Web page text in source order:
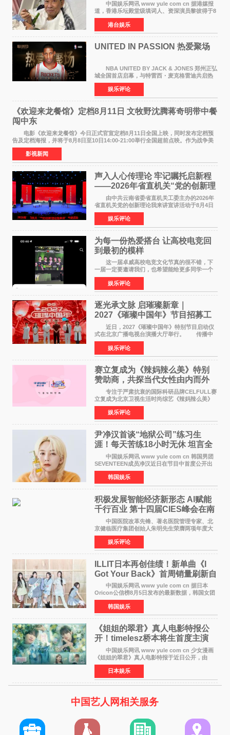
中国娱乐网讯 www yule com cn 据港媒报
道，香港乐坛殿堂级填词人、资深演员黎彼得于8
月5日上午因病离世，终年76岁。好友钟志光透
露，黎彼得今年3月中风后便卧床休养，身体机能
持续衰退，最
港台娱乐
UNITED IN PASSION 热爱聚场
NBA UNITED BY JACK & JONES 郑州正弘
城全国首店启幕，与特雷西・麦克格雷迪共启热
爱 2026 年7 月21 日，
NBAUNITEDBYJACK&JONES 全国首店，于郑
州正弘城正式启幕。NBA 传奇球星
娱乐评论
《欢迎来龙餐馆》定档8月11日 文牧野沈腾蒋奇明带中餐
闯中东
电影《欢迎来龙餐馆》今日正式官宣定档8月11日全国上映，同时发布定档预
告及定档海报，并将于8月8日至10日14:00-21:00举行全国超前点映。作为战争美
食大片，影片讲述的是中国厨师徐福（沈腾
影视新闻
声入人心传理论 牢记嘱托启新程
——2026年省直机关“党的创新理
论我来讲”宣讲活动圆满落幕
由中共云南省委省直机关工委主办的2026年
省直机关党的创新理论我来讲宣讲活动于8月4日
至5日在昆明举办。活动以 "牢记嘱托 感恩奋进
开创云南发展新局面 "为主题，坚持以新时代中国
特色社会主义
娱乐评论
为每一份热爱搭台 让高校电竞回
到最初的模样
这一届卓威高校电竞文化节真的很不错，下
一届一定要邀请我们，也希望能给更多同学一个
来到现场的机会。 2026卓威高校电竞文化节
已经落下帷幕，在活动结束后，仍有不少高校电
竞社负责人和现
娱乐评论
逐光承文脉 启璀璨新章｜
2027《璀璨中国年》节目招募工
作圆满启动
近日，2027《璀璨中国年》特别节目启动仪
式在北京广播电视台演播大厅举行。 传播中
华优秀传统文化，弘扬纯正国风艺术，打造高规
格、高质感、正能量的文艺盛典，是璀璨中国年
矢志不渝的初心
娱乐评论
赛立复成为《辣妈辣么美》特别
赞助商，共探当代女性由内而外
活力美
专注于严肃抗衰的国际科研品牌CELFULL赛
立复成为北京卫视生活时尚综艺《辣妈辣么美》
的特别赞助商,明星辣妈袁咏仪倾情参与，向广大
都市女性传递健康生活新主张，寄语当代女性在
家庭与自我之间
娱乐评论
尹净汉首谈“地狱公司”练习生
涯！每天苦练18小时无休 坦言全
靠成员撑过来
中国娱乐网讯 www yule com cn 韩国男团
SEVENTEEN成员净汉近日在节目中首度公开出
道前的残酷练习生经历，并提及经纪公司Pledis
娱乐，引发广泛关注。 在8月2日播出的日本
TBS综艺节目《周
韩国娱乐
积极发展智能经济新形态 Al赋能
千行百业 第十四届CIES峰会在南
京盛大召开
中国医院改革先锋、著名医院管理专家、北
京健临医疗集团创始人朱明先生荣膺两项年度大
奖 2026年7月31日，盛夏金陵，长江之畔，
以重落地·真务实·强链接为主题的2026&lsquo;人
工智能+&rsquo
娱乐评论
ILLIT日本再创佳绩！新单曲《I
Got Your Back》首周销量刷新自
身纪录
中国娱乐网讯 www yule com cn 据日本
Oricon公信榜8月5日发布的最新数据，韩国女团
ILLIT在日本发行的第二张单曲《I Got Your
Back》首周销量达到71,009张，成功跻身最新一
期周单曲排行
韩国娱乐
《姐姐的翠君》真人电影特报公
开！timelesz桥本将生首度主演
12月4日上映
中国娱乐网讯 www yule com cn 少女漫画
《姐姐的翠君》真人电影特报于近日公开，由
timelesz成员桥本将生担任主演，这也是他首次
担任电影主演，引发高度关注。 女高中生咲
苗翠（中岛瑠菜
日本娱乐
中国艺人网相关服务